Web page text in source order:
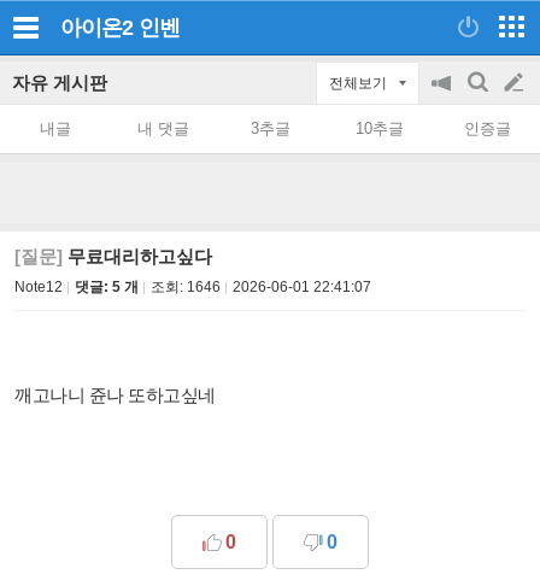
아이온2 인벤
자유 게시판 전체보기
공
on/off
검
색
글
쓰
내글 내 댓글 3추글 10추글 인증글
[질문] 무료대리하고싶다
Note12 댓글: 5 개 조회: 1646 2026-06-01 22:41:07
깨고나니 쥰나 또하고싶네
0 0